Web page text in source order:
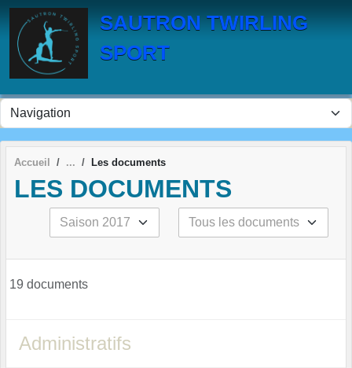
SAUTRON TWIRLING
SPORT
Accueil Les documents
LES DOCUMENTS
19 documents
Administratifs
Panneau de gestion des cookies